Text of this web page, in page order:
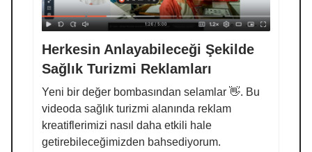
Herkesin Anlayabileceği Şekilde
Sağlık Turizmi Reklamları
Yeni bir değer bombasından selamlar 👋. Bu
videoda sağlık turizmi alanında reklam
kreatiflerimizi nasıl daha etkili hale
getirebileceğimizden bahsediyorum.